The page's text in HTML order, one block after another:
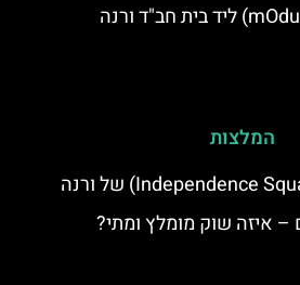
המלצות
– איזה שוק מומלץ ומתי?